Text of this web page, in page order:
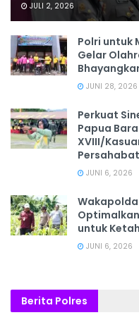
JULI 2, 2026
Polri untuk
Gelar
JUNI 28, 2026
‎Perkuat
Papua
XVIII/
JUNI 6, 2026
Wakapolda
untuk
JUNI 6, 2026
Berita Polres